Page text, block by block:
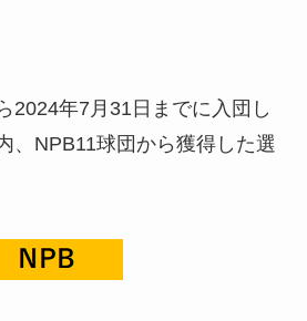
2024年7月31日までに入団し
、NPB11球団から獲得した選